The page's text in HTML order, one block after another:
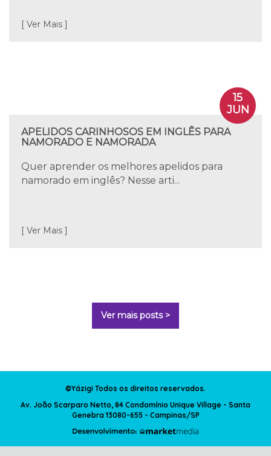
[ Ver Mais ]
15
JUN
APELIDOS CARINHOSOS EM INGLÊS PARA
NAMORADO E NAMORADA
Quer aprender os melhores apelidos para
namorado em inglês? Nesse arti...
[ Ver Mais ]
Ver mais posts >
©Yázigi Todos os direitos reservados.
Av. João Scarparo Netto, 84 Condomínio Unique Village - Santa
Genebra 13080-655 - Campinas/SP